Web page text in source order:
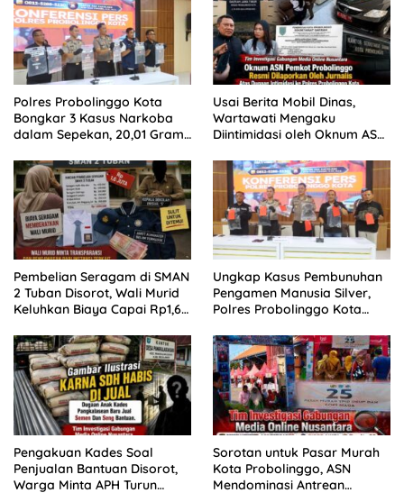
Polres Probolinggo Kota
Bongkar 3 Kasus Narkoba
dalam Sepekan, 20,01 Gram
Usai Berita Mobil Dinas,
Wartawati Mengaku
Diintimidasi oleh Oknum ASN
Tempuh Jalur Hukum
Pembelian Seragam di SMAN
2 Tuban Disorot, Wali Murid
Keluhkan Biaya Capai Rp1,6
Ungkap Kasus Pembunuhan
Pengamen Manusia Silver,
Polres Probolinggo Kota
Pengakuan Kades Soal
Penjualan Bantuan Disorot,
Warga Minta APH Turun
Sorotan untuk Pasar Murah
Kota Probolinggo, ASN
Mendominasi Antrean